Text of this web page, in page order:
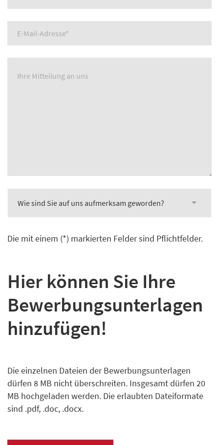
Wie sind Sie auf uns aufmerksam geworden?
Die mit einem (*) markierten Felder sind Pflichtfelder.
Hier können Sie Ihre
Bewerbungs­unterlagen
hinzufügen!
Die einzelnen Dateien der Bewerbungs­unterlagen
dürfen 8 MB nicht überschreiten. Insgesamt dürfen 20
MB hochgeladen werden. Die erlaubten Dateiformate
sind .pdf, .doc, .docx.